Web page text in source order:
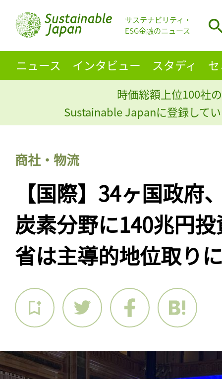
サステナビリティ・
ESG金融のニュース
ニュース インタビュー スタディ
時価総額上位100社
Sustainable Japanに登録して
商社・物流
【国際】34ヶ国政府
炭素分野に140兆円
省は主導的地位取り